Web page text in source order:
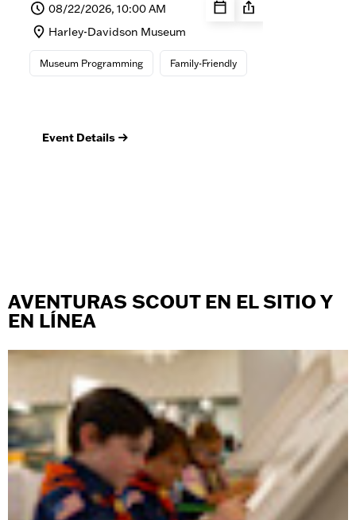
08/22/2026, 10:00 AM
Harley-Davidson Museum
Museum Programming Family-Friendly
Event Details
AVENTURAS SCOUT EN EL SITIO Y
EN LÍNEA